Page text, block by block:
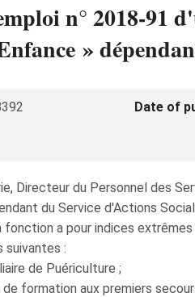
n° 2018-
»
Date of
Directeur du Personnel des
du Service d'Actions
fonction a pour indices
suivantes :
de Puériculture ;
formation aux premiers